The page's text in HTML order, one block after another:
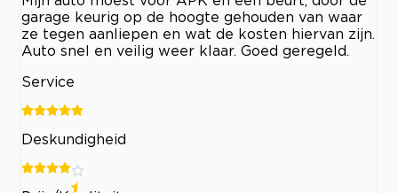
garage keurig op de hoogte gehouden van waar
ze tegen aanliepen en wat de kosten hiervan zijn.
Auto snel en veilig weer klaar. Goed geregeld.
Service
Deskundigheid